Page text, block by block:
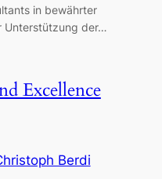
in bewährter
Unterstützung der…
Excellence
Berdi